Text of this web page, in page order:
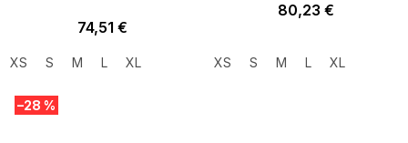
74,51 €
XS S M L XL
80,23 €
XS S M L XL
–28 %